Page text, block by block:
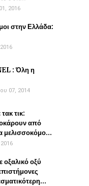
2016
στην Ελλάδα:
: Όλη η
07, 2014
τικ:
από
μελισσοκόμο...
οξαλικό οξύ